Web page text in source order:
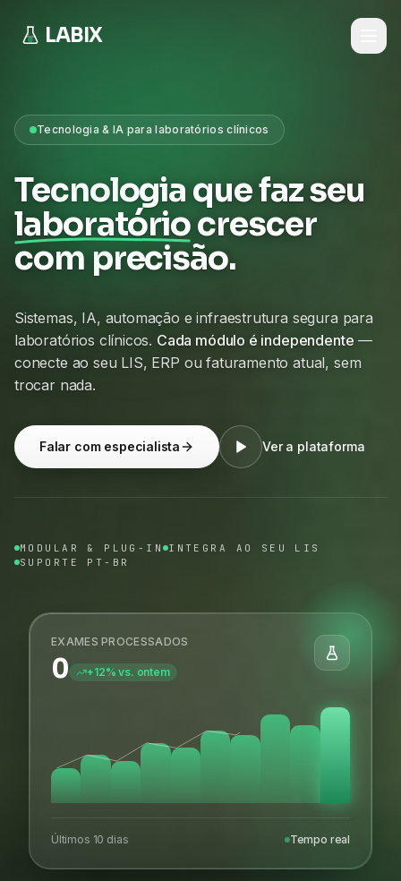
LABIX
Tecnologia & IA para laboratórios clínicos
Tecnologia que faz seu
laboratóriocrescer
com precisão.
Sistemas, IA, automação e infraestrutura segura para
laboratórios clínicos. Cada módulo é independente —
conecte ao seu LIS, ERP ou faturamento atual, sem
trocar nada.
Falar com especialista Ver a plataforma
MODULAR & PLUG-IN INTEGRA AO SEU LIS
SUPORTE PT-BR
EXAMES PROCESSADOS
0 +12% vs. ontem
Últimos 10 dias Tempo real